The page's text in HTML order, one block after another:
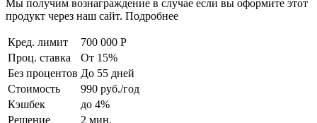
Мы получим вознаграждение в случае если вы оформите этот
продукт через наш сайт. Подробнее
Кред. лимит
700 000 Р
Проц. ставка
От 15%
Без процентов До 55 дней
Стоимость
990 руб./год
Кэшбек
до 4%
Решение
2 мин.